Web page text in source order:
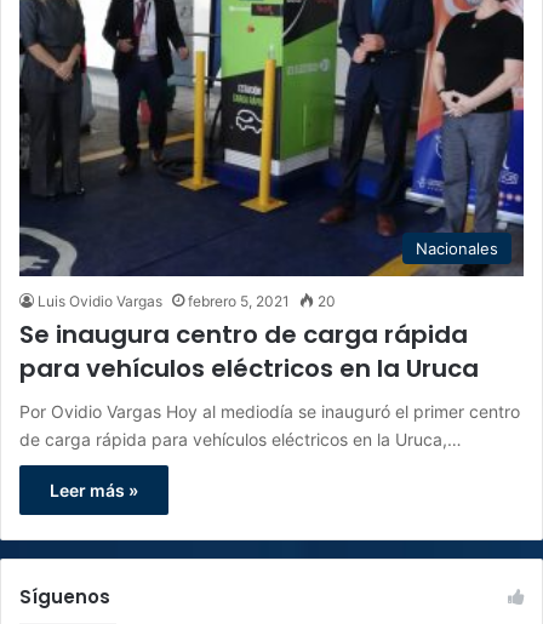
Nacionales
Luis Ovidio Vargas febrero 5, 2021 20
Se inaugura centro de carga rápida
para vehículos eléctricos en la Uruca
Por Ovidio Vargas Hoy al mediodía se inauguró el primer centro
de carga rápida para vehículos eléctricos en la Uruca,…
Leer más »
Síguenos